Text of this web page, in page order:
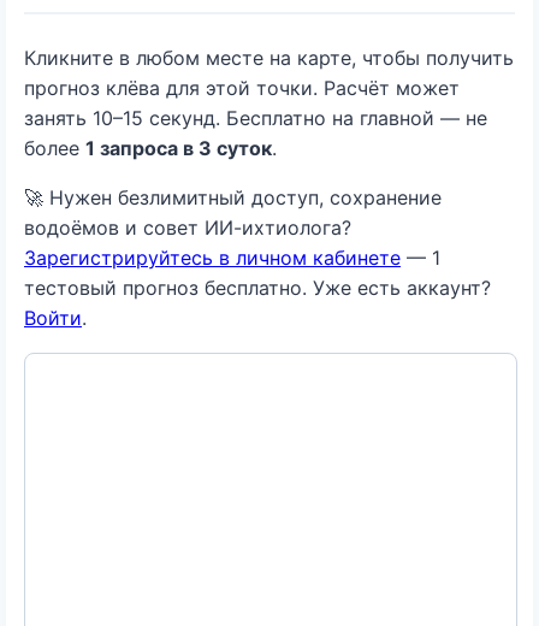
Кликните в любом месте на карте, чтобы получить
прогноз клёва для этой точки. Расчёт может
занять 10–15 секунд. Бесплатно на главной — не
более 1 запроса в 3 суток.
🚀 Нужен безлимитный доступ, сохранение
водоёмов и совет ИИ-ихтиолога?
Зарегистрируйтесь в личном кабинете — 1
тестовый прогноз бесплатно. Уже есть аккаунт?
Войти.